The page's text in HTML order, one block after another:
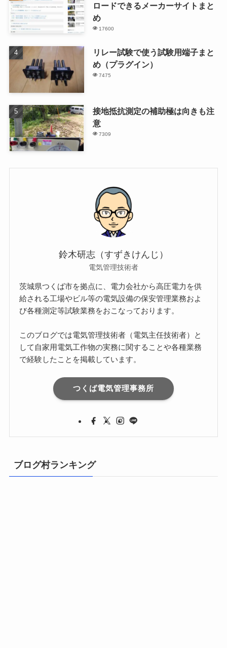
ロードできるメーカーサイトまと
め
17600
リレー試験で使う試験用端子まと
め（プラグイン）
7475
接地抵抗測定の補助極は向きも注
意
7309
鈴木研志（すずきけんじ）
電気管理技術者
茨城県つくば市を拠点に、電力会社から高圧電力を供
給される工場やビル等の電気設備の保安管理業務およ
び各種測定等試験業務をおこなっております。
このブログでは電気管理技術者（電気主任技術者）と
して自家用電気工作物の実務に関することや各種業務
で経験したことを掲載しています。
つくば電気管理事務所
ブログ村ランキング